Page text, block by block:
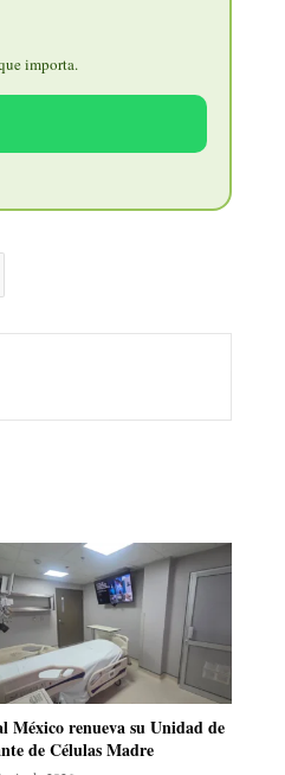
importa.
México renueva su Unidad de
de Células Madre